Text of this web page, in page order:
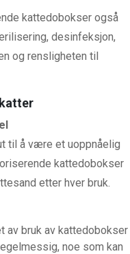
kattedobokser også
desinfeksjon,
og rensligheten til
til å være et uoppnåelig
kattedobokser
etter hver bruk.
av bruk av kattedobokser
noe som kan